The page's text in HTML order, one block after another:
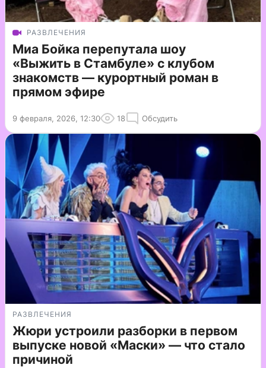
РАЗВЛЕЧЕНИЯ
Миа Бойка перепутала шоу
«Выжить в Стамбуле» с клубом
знакомств — курортный роман в
прямом эфире
9 февраля, 2026, 12:30 18 Обсудить
РАЗВЛЕЧЕНИЯ
Жюри устроили разборки в первом
выпуске новой «Маски» — что стало
причиной